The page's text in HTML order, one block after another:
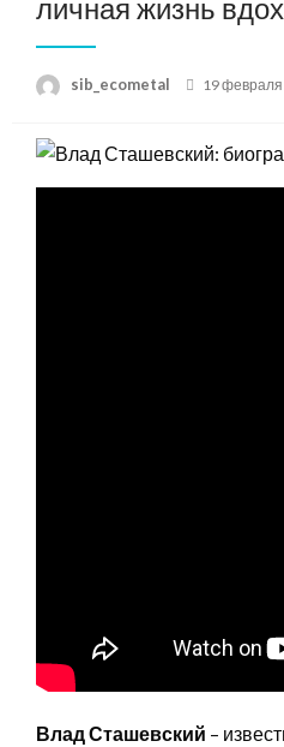
личная жизнь
sib_ecometal
Posted
19
Влад Сташевский –